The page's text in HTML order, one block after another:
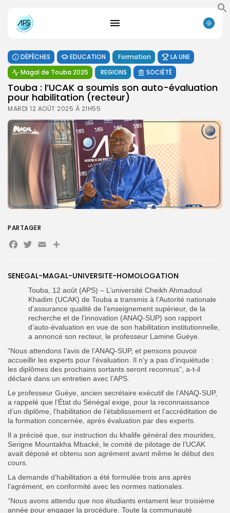
DÉPÊCHES EDUCATION Formation
LA UNE
Magal de Touba 2025
REGIONS SOCIÉTÉ
Touba : l’UCAK a soumis son auto-évaluation
pour habilitation (recteur)
MARDI 12 AOÛT 2025 À 21H55
SENEGAL-MAGAL-UNIVERSITE-HOMOLOGATION
Touba, 12 août (APS) – L’université Cheikh Ahmadoul
Khadim (UCAK) de Touba a transmis à l’Autorité nationale
d’assurance qualité de l’enseignement supérieur, de la
recherche et de l’innovation (ANAQ-SUP) son rapport
d’auto-évaluation en vue de son habilitation institutionnelle,
a annoncé son recteur, le professeur Lamine Guèye.
“Nous attendons l’avis de l’ANAQ-SUP, et pensons pouvoir
accueillir les experts pour l’évaluation. Il n’y a pas d’inquiétude :
les diplômes des prochains sortants seront reconnus”, a-t-il
déclaré dans un entretien avec l’APS.
‎Le professeur Guèye, ancien secrétaire exécutif de l’ANAQ-SUP,
a rappelé que l’État du Sénégal exige, pour la reconnaissance
d’un diplôme, l’habilitation de l’établissement et l’accréditation de
la formation concernée, après évaluation par des experts.
‎‎Il a précisé que, sur instruction du khalife général des mourides,
Serigne Mountakha Mbacké, le comité de pilotage de l’UCAK
avait déposé et obtenu son agrément avant même le début des
cours.
La demande d’habilitation a été formulée trois ans après
l’agrément, en conformité avec ‎‎les normes nationales.
“Nous avons attendu que nos étudiants entament leur troisième
année pour engager la procédure. Toute la communauté
PARTAGER
Facebook
Twitter
EmailPartager